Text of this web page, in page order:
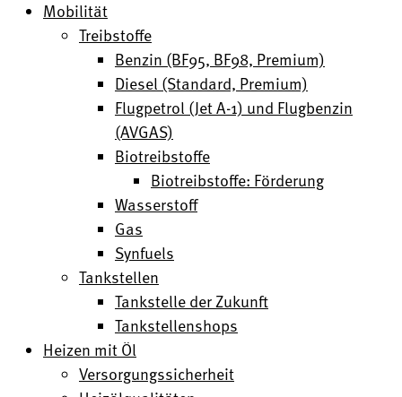
Mobilität
Treibstoffe
Benzin (BF95, BF98, Premium)
Diesel (Standard, Premium)
Flugpetrol (Jet A-1) und Flugbenzin
(AVGAS)
Biotreibstoffe
Biotreibstoffe: Förderung
Wasserstoff
Gas
Synfuels
Tankstellen
Tankstelle der Zukunft
Tankstellenshops
Heizen mit Öl
Versorgungssicherheit